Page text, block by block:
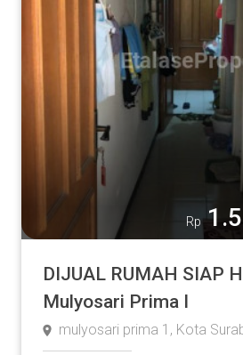
Kamar Mandi
Rp
DIJUAL RUMAH SIAP
Mulyosari Prima I
mulyosari prima 1, Kota